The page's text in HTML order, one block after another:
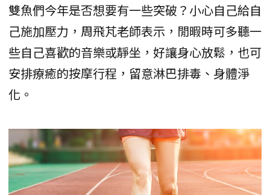
雙魚們今年是否想要有一些突破？小心自己給自
己施加壓力，周飛芃老師表示，閒暇時可多聽一
些自己喜歡的音樂或靜坐，好讓身心放鬆，也可
安排療癒的按摩行程，留意淋巴排毒、身體淨
化。